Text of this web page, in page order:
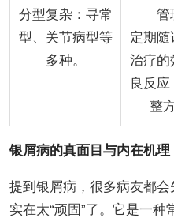
分型复杂：寻常
型、关节病型等
多种。
管
定期随
治疗的
良反应
整
银屑病的真面目与内在机理
提到银屑病，很多病友都
实在太“顽固”了。它是一